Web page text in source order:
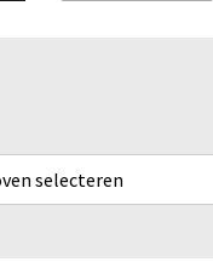
selecteren